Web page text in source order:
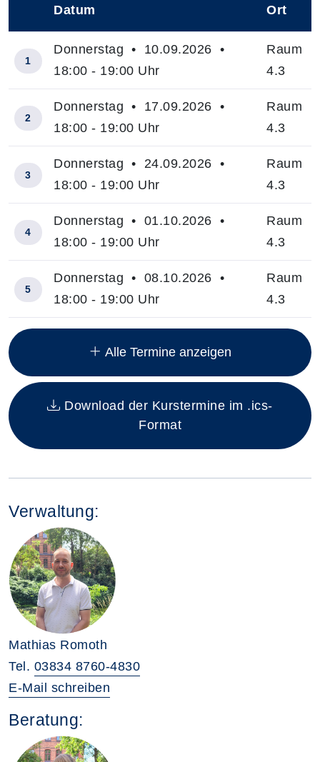
Insgesamt gibt es 10 Termine zum diesen Kurs
Datum Ort
1
Donnerstag • 10.09.2026 •
18:00 - 19:00 Uhr
Raum
4.3
2
Donnerstag • 17.09.2026 •
18:00 - 19:00 Uhr
Raum
4.3
3
Donnerstag • 24.09.2026 •
18:00 - 19:00 Uhr
Raum
4.3
4
Donnerstag • 01.10.2026 •
18:00 - 19:00 Uhr
Raum
4.3
5
Donnerstag • 08.10.2026 •
18:00 - 19:00 Uhr
Raum
4.3
Alle Termine anzeigen
Download der Kurstermine im .ics-
Format
Verwaltung:
Mathias Romoth
Tel. 03834 8760-4830
E-Mail schreiben
Beratung: